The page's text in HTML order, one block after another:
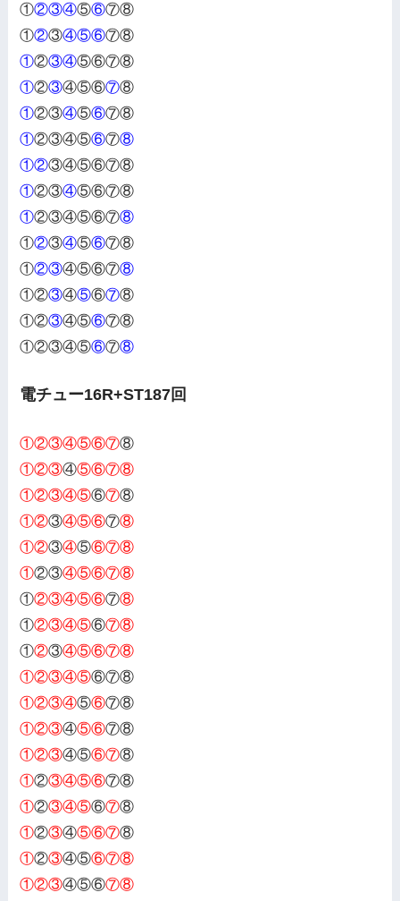
①②③④⑤⑥⑦⑧
①②③④⑤⑥⑦⑧
①②③④⑤⑥⑦⑧
①②③④⑤⑥⑦⑧
①②③④⑤⑥⑦⑧
①②③④⑤⑥⑦⑧
①②③④⑤⑥⑦⑧
①②③④⑤⑥⑦⑧
①②③④⑤⑥⑦⑧
①②③④⑤⑥⑦⑧
①②③④⑤⑥⑦⑧
①②③④⑤⑥⑦⑧
①②③④⑤⑥⑦⑧
①②③④⑤⑥⑦⑧
電チュー16R+ST187回
①②③④⑤⑥⑦⑧
①②③④⑤⑥⑦⑧
①②③④⑤⑥⑦⑧
①②③④⑤⑥⑦⑧
①②③④⑤⑥⑦⑧
①②③④⑤⑥⑦⑧
①②③④⑤⑥⑦⑧
①②③④⑤⑥⑦⑧
①②③④⑤⑥⑦⑧
①②③④⑤⑥⑦⑧
①②③④⑤⑥⑦⑧
①②③④⑤⑥⑦⑧
①②③④⑤⑥⑦⑧
①②③④⑤⑥⑦⑧
①②③④⑤⑥⑦⑧
①②③④⑤⑥⑦⑧
①②③④⑤⑥⑦⑧
①②③④⑤⑥⑦⑧